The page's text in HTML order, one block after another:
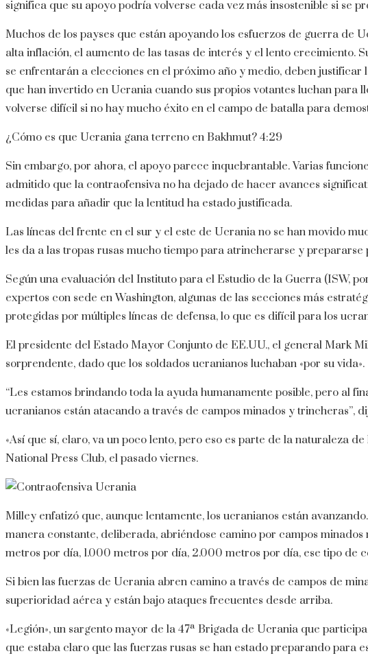
significa que su apoyo podría volverse cada vez más insostenible si se
Muchos de los payses que están apoyando los esfuerzos de guerra de
alta inflación, el aumento de las tasas de interés y el lento crecimiento.
se enfrentarán a elecciones en el próximo año y medio, deben
que han invertido en Ucrania cuando sus propios votantes luchan para
volverse difícil si no hay mucho éxito en el campo de batalla para
¿Cómo es que Ucrania gana terreno en Bakhmut? 4:29
Sin embargo, por ahora, el apoyo parece inquebrantable. Varias
admitido que la contraofensiva no ha dejado de hacer avances
medidas para añadir que la lentitud ha estado justificada.
Las líneas del frente en el sur y el este de Ucrania no se han movido
les da a las tropas rusas mucho tiempo para atrincherarse y prepararse
Según una evaluación del Instituto para el Estudio de la Guerra (ISW,
expertos con sede en Washington, algunas de las secciones más
protegidas por múltiples líneas de defensa, lo que es difícil para los
El presidente del Estado Mayor Conjunto de EE.UU., el general Mark
sorprendente, dado que los soldados ucranianos luchaban «por su vida».
“Les estamos brindando toda la ayuda humanamente posible, pero al
ucranianos están atacando a través de campos minados y trincheras”,
«Así que sí, claro, va un poco lento, pero eso es parte de la naturaleza
National Press Club, el pasado viernes.
Milley enfatizó que, aunque lentamente, los ucranianos están
manera constante, deliberada, abriéndose camino por campos
metros por día, 1.000 metros por día, 2.000 metros por día, ese tipo de
Si bien las fuerzas de Ucrania abren camino a través de campos de
superioridad aérea y están bajo ataques frecuentes desde arriba.
«Legión», un sargento mayor de la 47ª Brigada de Ucrania que
que estaba claro que las fuerzas rusas se han estado preparando para